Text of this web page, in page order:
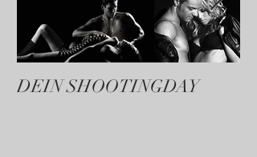
DEIN SHOOTINGDAY